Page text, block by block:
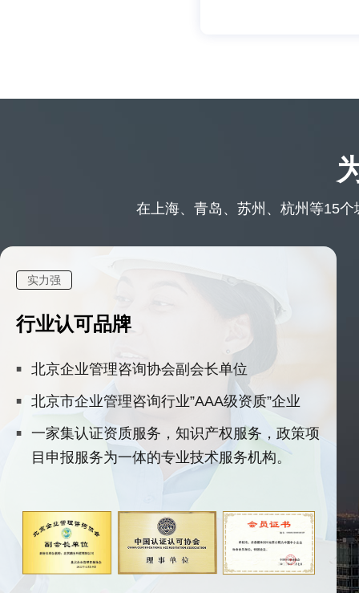
在上海、青岛、苏州、杭州等15
实力强
行业认可品牌
北京企业管理咨询协会副会长单位
北京市企业管理咨询行业”AAA级资质”企业
一家集认证资质服务，知识产权服务，政策项
目申报服务为一体的专业技术服务机构。